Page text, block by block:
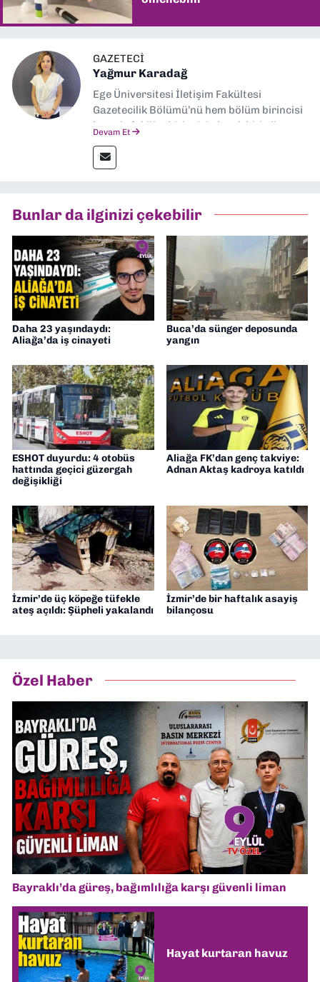
GAZETECI
Yağmur Karadağ
Ege Üniversitesi İletişim Fakültesi
Gazetecilik Bölümü’nü hem bölüm birincisi
hem de fakülte birincisi olarak bitirdim.
İletişim” üzerine yüksek lisans eğitimimi
tamamladım. Halen aynı anabilim dalında
Müdürü” olarak görev almaktayım. Hak
odaklı haberciliğe dair çalışmalar
yapıyorum
Devam Et
Bunlar da ilginizi çekebilir
Daha 23 yaşındaydı:
Aliağa’da iş cinayeti
Buca’da sünger deposunda
yangın
ESHOT duyurdu: 4 otobüs
hattında geçici güzergah
değişikliği
Aliağa FK’dan genç takviye:
Adnan Aktaş kadroya katıldı
İzmir’de üç köpeğe tüfekle
ateş açıldı: Şüpheli yakalandı
İzmir’de bir haftalık asayiş
bilançosu
Özel Haber
Bayraklı’da güreş, bağımlılığa karşı güvenli liman
Hayat kurtaran havuz